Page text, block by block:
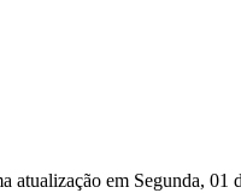
atualização em Segunda, 01